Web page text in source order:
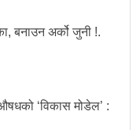
बनाउन अर्को जुनी !.
‘विकास मोडेल’ :